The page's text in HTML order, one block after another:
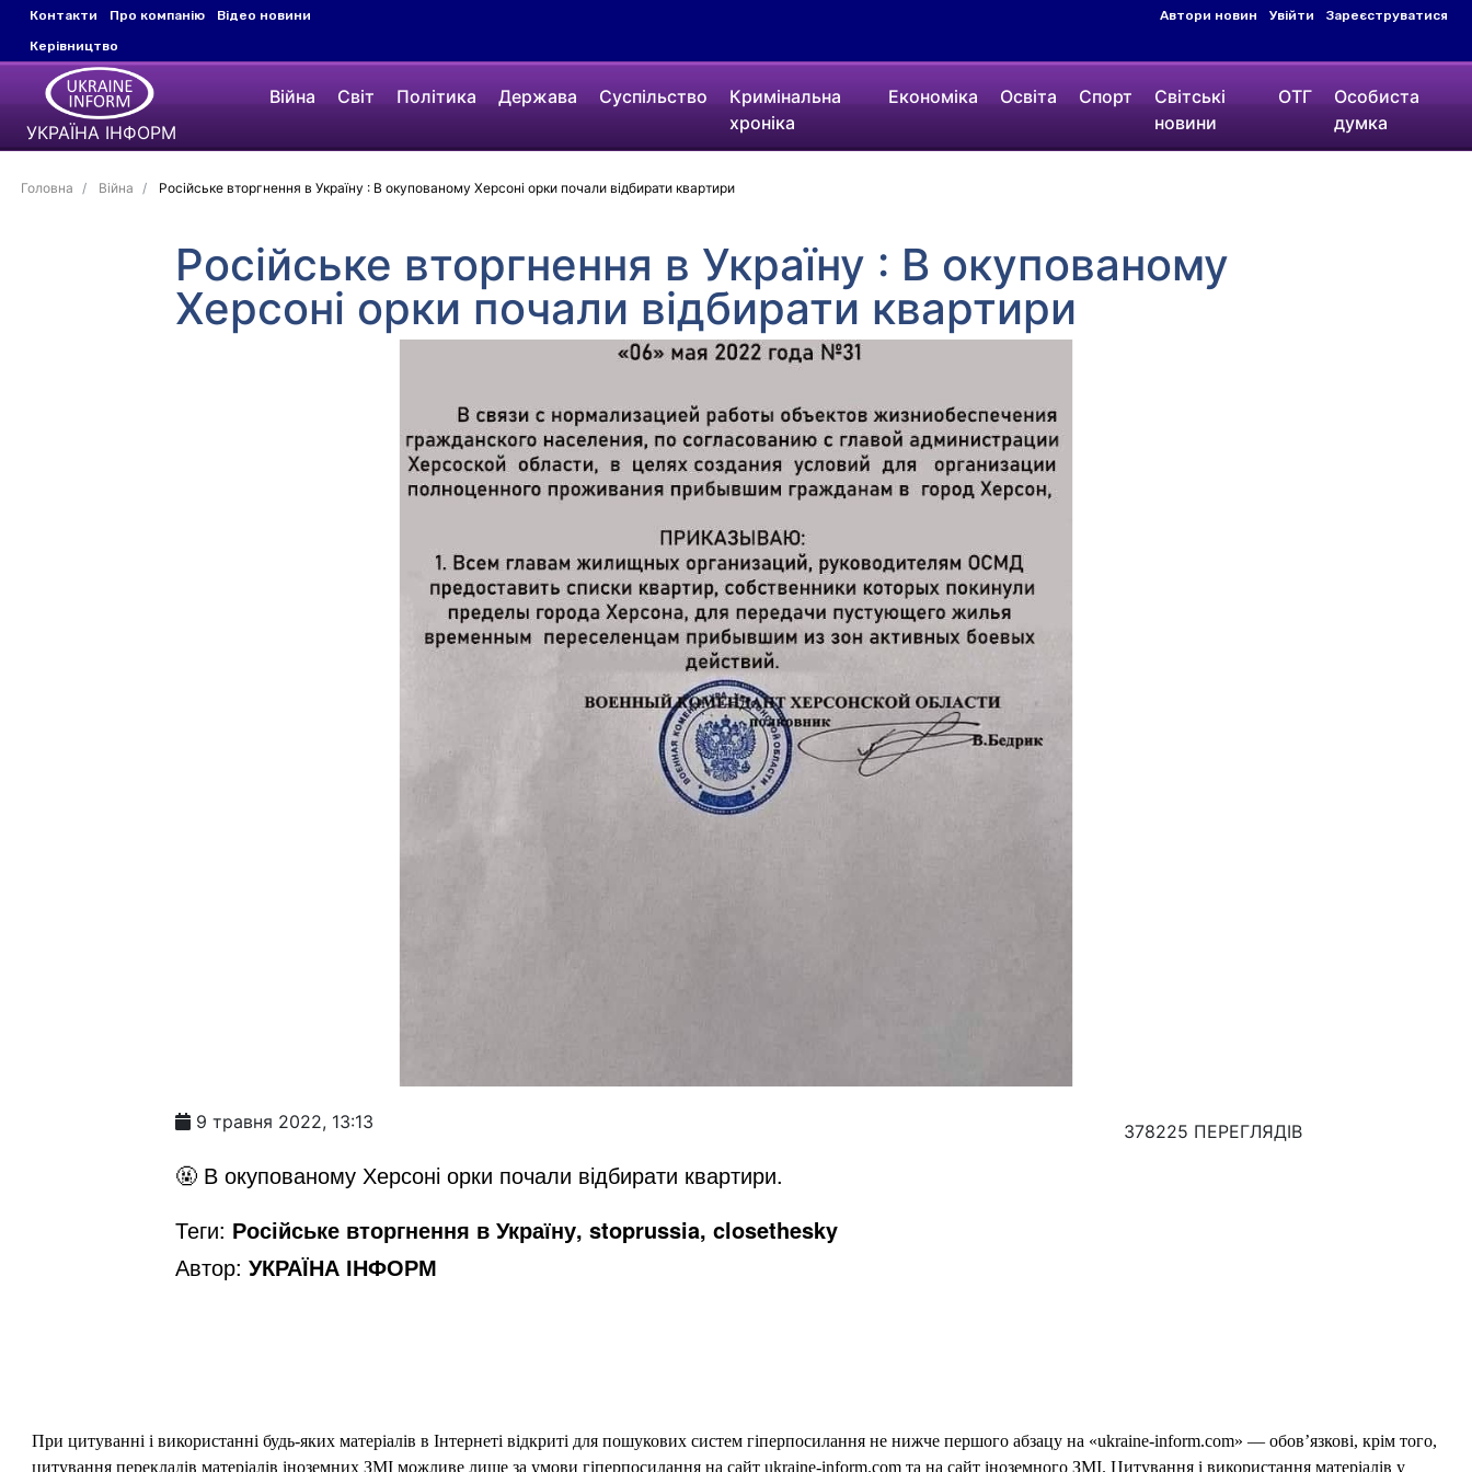
Контакти Про компанію
Відео новини
Керівництво
Автори новин Увійти Зареєструватися
УКРАЇНА ІНФОРМ
Війна Світ Політика Держава Суспільство
Кримінальна
хроніка
Економіка Освіта Спорт
Світські
новини
ОТГ
Особиста
думка
Головна Війна Російське вторгнення в Україну : В окупованому Херсоні орки почали відбирати квартири
Російське вторгнення в Україну : В окупованому
Херсоні орки почали відбирати квартири
9 травня 2022, 13:13 378225 ПЕРЕГЛЯДІВ
🤬 В окупованому Херсоні орки почали відбирати квартири.
Теги: Російське вторгнення в Україну, stoprussia, closethesky
Автор: УКРАЇНА ІНФОРМ
При цитуванні і використанні будь-яких матеріалів в Інтернеті відкриті для пошукових систем гіперпосилання не нижче першого абзацу на «ukraine-inform.com» — обов’язкові, крім того,
цитування перекладів матеріалів іноземних ЗМІ можливе лише за умови гіперпосилання на сайт ukraine-inform.com та на сайт іноземного ЗМІ. Цитування і використання матеріалів у